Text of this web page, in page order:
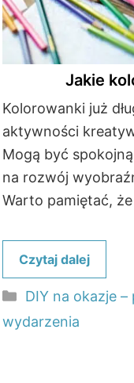
Jakie
Kolorowanki już
aktywności
Mogą być
na rozwój
Warto pamiętać,
Czytaj dalej
Kategorie
DIY na okazje
wydarzenia